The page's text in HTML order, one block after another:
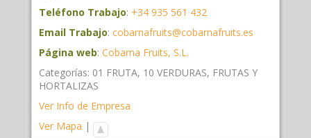
Teléfono Trabajo: +34 935 561 432
Email Trabajo: cobarnafruits@cobarnafruits.es
Página web: Cobarna Fruits, S.L.
Categorías: 01 FRUTA, 10 VERDURAS, FRUTAS Y
HORTALIZAS
Ver Info de Empresa
Ver Mapa |